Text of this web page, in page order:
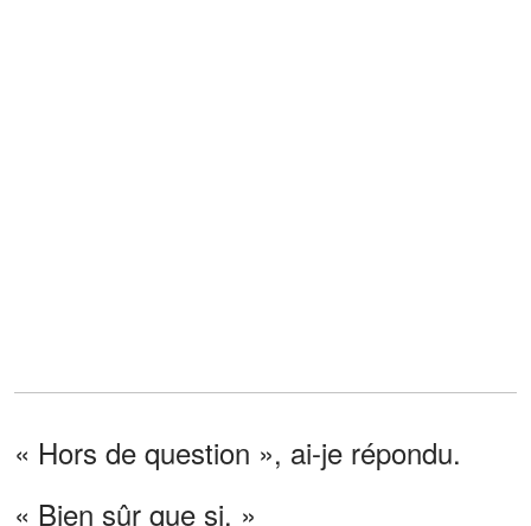
« Hors de question », ai-je répondu.
« Bien sûr que si. »